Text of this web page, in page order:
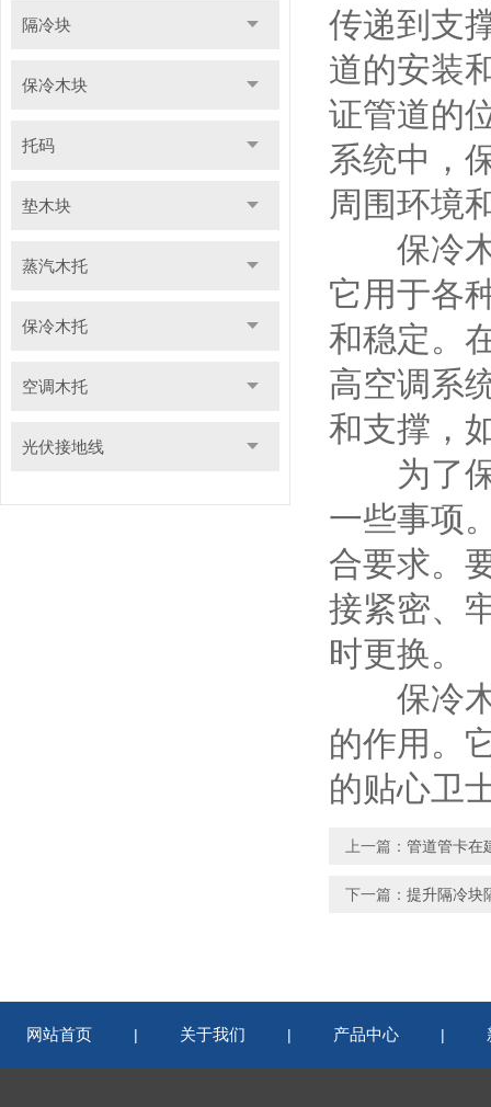
隔冷块
保冷木块
托码
垫木块
蒸汽木托
保冷木托
空调木托
光伏接地线
传递到支
道的安装
证管道的
系统中，
周围环境
保冷木
它用于各
和稳定。
高空调系
和支撑，
为了保
一些事项
合要求。
接紧密、
时更换。
保冷木
的作用。
的贴心卫
上一篇： 管道管卡在
下一篇： 提升隔冷块
网站首页 | 关于我们 | 产品中心 |